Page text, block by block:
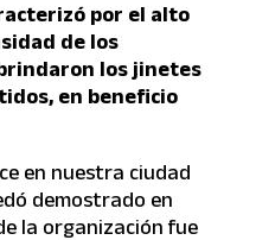
por el alto
de los
los jinetes
en beneficio
en nuestra ciudad
demostrado en
la organización fue